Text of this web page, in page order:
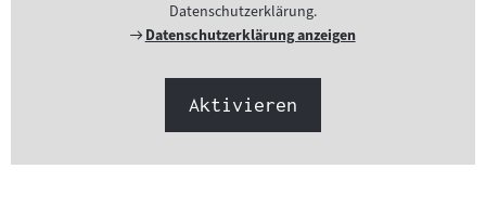
Datenschutzerklärung.
Externer
Datenschutzerklärung anzeigen
Aktivieren